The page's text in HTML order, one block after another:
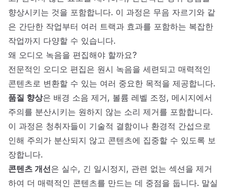
향상시키는 것을 포함합니다. 이 과정은 무음 자르기와 같
은 간단한 작업부터 여러 트랙과 효과를 포함하는 복잡한
작업까지 다양할 수 있습니다.
왜 오디오 녹음을 편집해야 할까요?
전문적인 오디오 편집은 원시 녹음을 세련되고 매력적인
콘텐츠로 변환할 수 있는 여러 중요한 목적을 제공합니다.
품질 향상은 배경 소음 제거, 볼륨 레벨 조정, 메시지에서
주의를 분산시키는 원하지 않는 소리 제거를 포함합니다.
이 과정은 청취자들이 기술적 결함이나 환경적 간섭으로
인해 주의가 분산되지 않고 콘텐츠에 집중할 수 있도록 보
장합니다.
콘텐츠 개선은 실수, 긴 일시정지, 관련 없는 섹션을 제거
하여 더 매력적인 콘텐츠를 만드는 데 중점을 둡니다. 말실